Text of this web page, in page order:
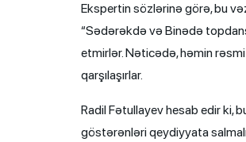
Ekspertin sözlərinə görə, bu
“Sədərəkdə və Binədə
etmirlər. Nəticədə, həmin
qarşılaşırlar.
Radil Fətullayev hesab edir ki,
göstərənləri qeydiyyata